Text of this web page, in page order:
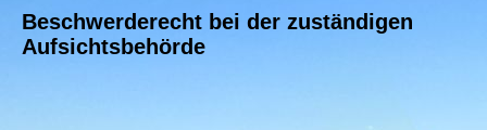
Beschwerderecht bei der zuständigen
Aufsichtsbehörde